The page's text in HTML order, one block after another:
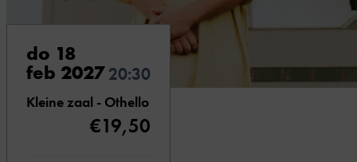
do 18
feb 2027 20:30
Kleine zaal - Othello
€19,50